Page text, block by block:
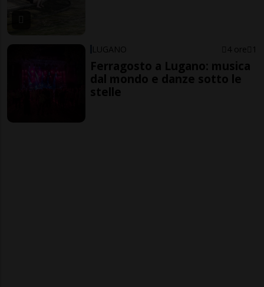
LUGANO 4 ore 1
Ferragosto a Lugano: musica
dal mondo e danze sotto le
stelle